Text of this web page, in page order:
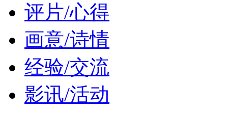
评片/心得
画意/诗情
经验/交流
影讯/活动